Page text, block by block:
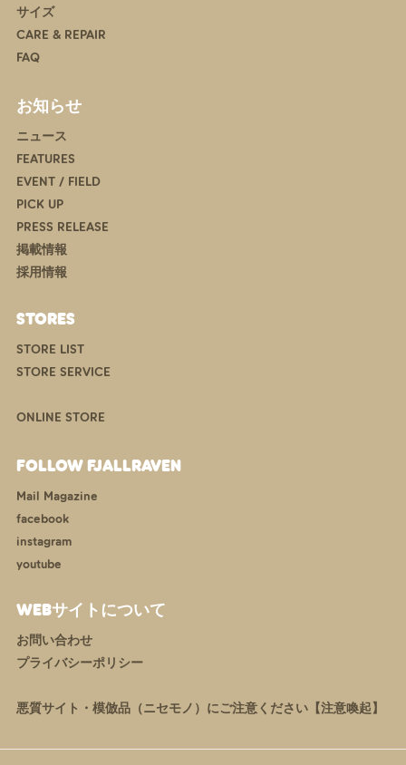
サイズ
CARE & REPAIR
FAQ
お知らせ
ニュース
FEATURES
EVENT / FIELD
PICK UP
PRESS RELEASE
掲載情報
採用情報
STORES
STORE LIST
STORE SERVICE
ONLINE STORE
FOLLOW FJALLRAVEN
Mail Magazine
facebook
instagram
youtube
WEBサイトについて
お問い合わせ
プライバシーポリシー
悪質サイト・模倣品（ニセモノ）にご注意ください【注意喚起】